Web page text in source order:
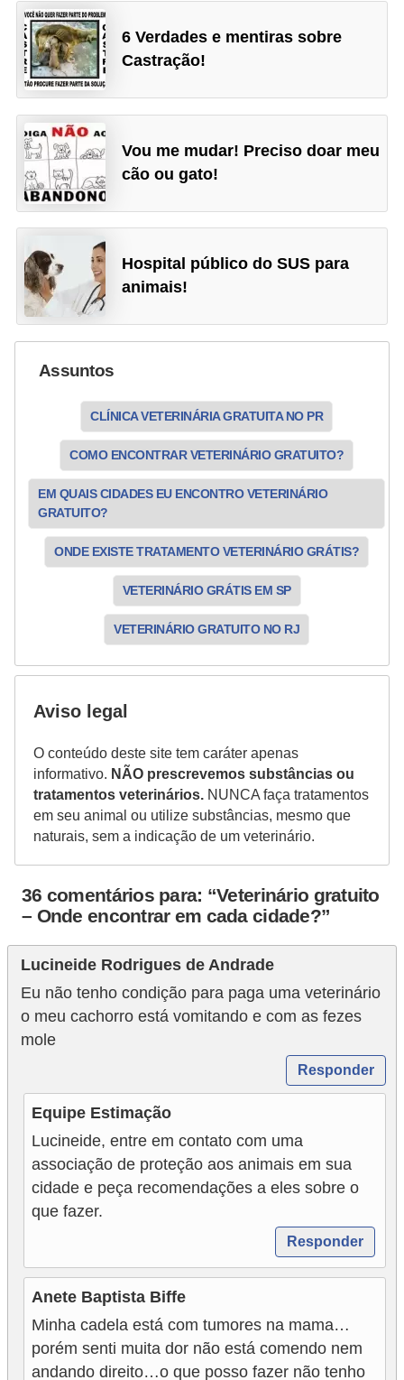
6 Verdades e mentiras sobre
Castração!
Vou me mudar! Preciso doar meu
cão ou gato!
Hospital público do SUS para
animais!
Assuntos
CLÍNICA VETERINÁRIA GRATUITA NO PR
COMO ENCONTRAR VETERINÁRIO GRATUITO?
EM QUAIS CIDADES EU ENCONTRO VETERINÁRIO
GRATUITO?
ONDE EXISTE TRATAMENTO VETERINÁRIO GRÁTIS?
VETERINÁRIO GRÁTIS EM SP
VETERINÁRIO GRATUITO NO RJ
Aviso legal
O conteúdo deste site tem caráter apenas
informativo. NÃO prescrevemos substâncias ou
tratamentos veterinários. NUNCA faça tratamentos
em seu animal ou utilize substâncias, mesmo que
naturais, sem a indicação de um veterinário.
36 comentários para: “Veterinário gratuito
– Onde encontrar em cada cidade?”
Lucineide Rodrigues de Andrade
Eu não tenho condição para paga uma veterinário
o meu cachorro está vomitando e com as fezes
mole
Responder
Equipe Estimação
Lucineide, entre em contato com uma
associação de proteção aos animais em sua
cidade e peça recomendações a eles sobre o
que fazer.
Responder
Anete Baptista Biffe
Minha cadela está com tumores na mama…
porém senti muita dor não está comendo nem
andando direito…o que posso fazer não tenho
b
i
o
s
P
r
o
u
t
o
s
a
n
i
m
a
e
e
t
i
m
a
ç
ã
o
R
a
ç
ã
e
a
l
i
m
t
ã